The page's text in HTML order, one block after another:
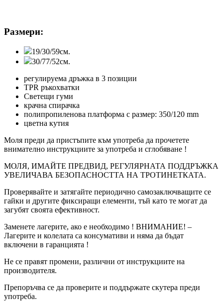
Размери:
19/30/59см.
30/77/52см.
регулируема дръжка в 3 позиции
TPR ръкохватки
Светещи гуми
крачна спирачка
полипропиленова платформа с размер: 350/120 mm
цветна кутия
Моля преди да пристъпите към употреба да прочетете
внимателно инструкциите за употреба и сглобяване !
МОЛЯ, ИМАЙТЕ ПРЕДВИД, РЕГУЛЯРНАТА ПОДДРЪЖКА
УВЕЛИЧАВА БЕЗОПАСНОСТТА НА ТРОТИНЕТКАТА.
Проверявайте и затягайте периодично самозаключващите се
гайки и другите фиксиращи елементи, тъй като те могат да
загубят своята ефективност.
Заменете лагерите, ако е необходимо ! ВНИМАНИЕ! –
Лагерите и колелата са консумативи и няма да бъдат
включени в гаранцията !
Не се правят промени, различни от инструкциите на
производителя.
Препоръчва се да проверите и поддържате скутера преди
употреба.